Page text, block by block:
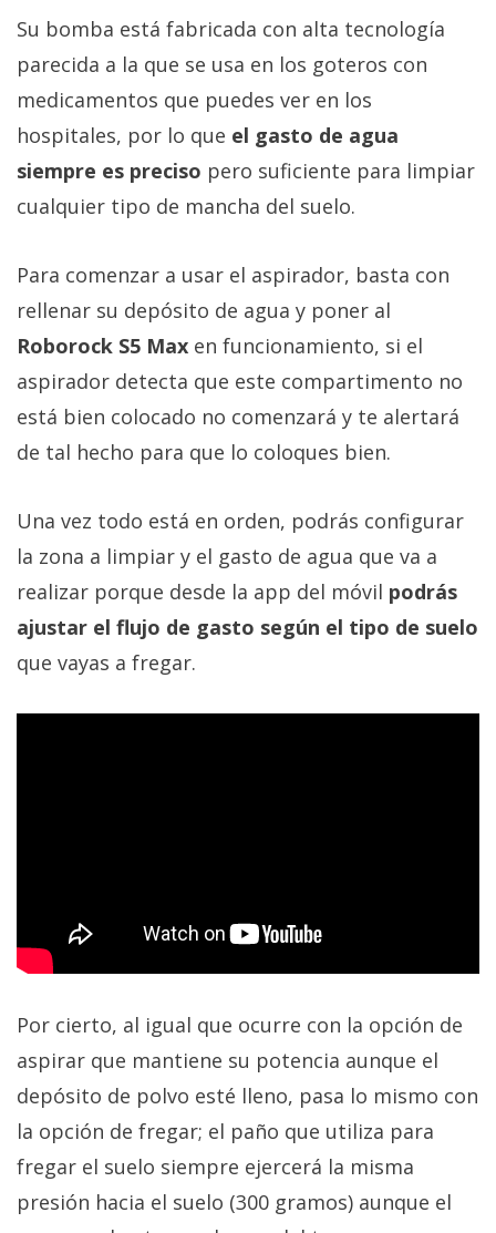
Su bomba está fabricada con alta tecnología
parecida a la que se usa en los goteros con
medicamentos que puedes ver en los
hospitales, por lo que el gasto de agua
siempre es preciso pero suficiente para limpiar
cualquier tipo de mancha del suelo.
Para comenzar a usar el aspirador, basta con
rellenar su depósito de agua y poner al
Roborock S5 Max en funcionamiento, si el
aspirador detecta que este compartimento no
está bien colocado no comenzará y te alertará
de tal hecho para que lo coloques bien.
Una vez todo está en orden, podrás configurar
la zona a limpiar y el gasto de agua que va a
realizar porque desde la app del móvil podrás
ajustar el flujo de gasto según el tipo de suelo
que vayas a fregar.
Por cierto, al igual que ocurre con la opción de
aspirar que mantiene su potencia aunque el
depósito de polvo esté lleno, pasa lo mismo con
la opción de fregar; el paño que utiliza para
fregar el suelo siempre ejercerá la misma
presión hacia el suelo (300 gramos) aunque el